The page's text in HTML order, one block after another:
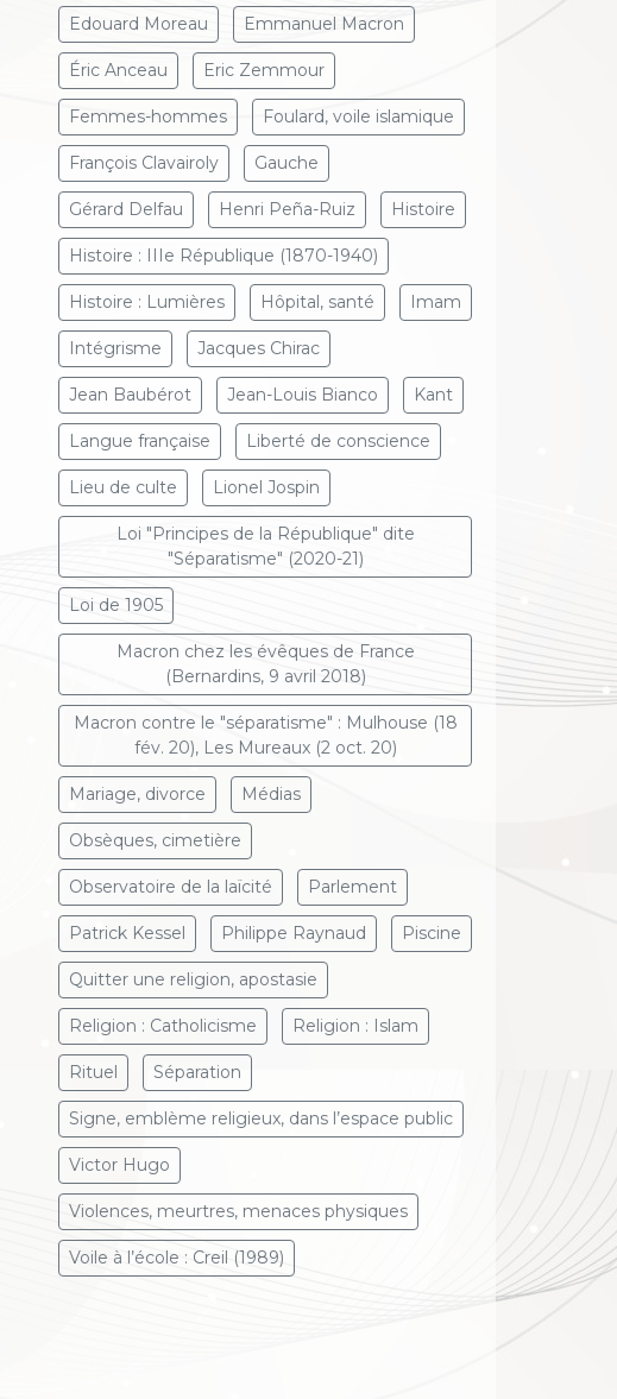
Edouard Moreau Emmanuel Macron
Éric Anceau Eric Zemmour
Femmes-hommes Foulard, voile islamique
François Clavairoly Gauche
Gérard Delfau Henri Peña-Ruiz Histoire
Histoire : IIIe République (1870-1940)
Histoire : Lumières Hôpital, santé Imam
Intégrisme Jacques Chirac
Jean Baubérot Jean-Louis Bianco Kant
Langue française Liberté de conscience
Lieu de culte Lionel Jospin
Loi "Principes de la République" dite
"Séparatisme" (2020-21)
Loi de 1905
Macron chez les évêques de France
(Bernardins, 9 avril 2018)
Macron contre le "séparatisme" : Mulhouse (18
fév. 20), Les Mureaux (2 oct. 20)
Mariage, divorce Médias
Obsèques, cimetière
Observatoire de la laïcité Parlement
Patrick Kessel Philippe Raynaud Piscine
Quitter une religion, apostasie
Religion : Catholicisme Religion : Islam
Rituel Séparation
Signe, emblème religieux, dans l’espace public
Victor Hugo
Violences, meurtres, menaces physiques
Voile à l’école : Creil (1989)